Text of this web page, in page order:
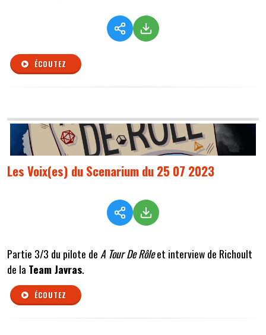
ÉCOUTEZ
Les Voix(es) du Scenarium du 25 07 2023
Partie 3/3 du pilote de A Tour De Rôleet interview de Richoult
de la Team Javras.
ÉCOUTEZ